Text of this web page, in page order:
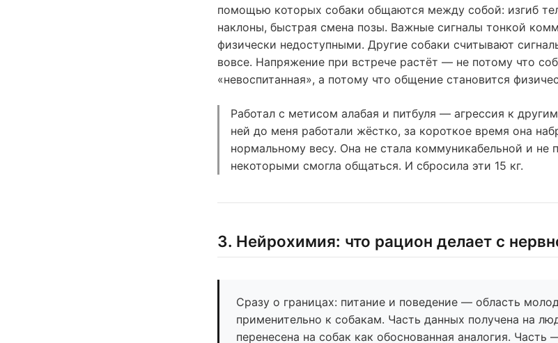
помощью которых собаки общаются между собой: изгиб
наклоны, быстрая смена позы. Важные сигналы тонкой
физически недоступными. Другие собаки считывают
вовсе. Напряжение при встрече растёт — не потому что
«невоспитанная», а потому что общение становится
Работал с метисом алабая и питбуля — агрессия к
ней до меня работали жёстко, за короткое время она
нормальному весу. Она не стала коммуникабельной и не
некоторыми смогла общаться. И сбросила эти 15 кг.
3. Нейрохимия: что рацион делает с
Сразу о границах: питание и поведение — область
применительно к собакам. Часть данных получена на
перенесена на собак как обоснованная аналогия. Часть